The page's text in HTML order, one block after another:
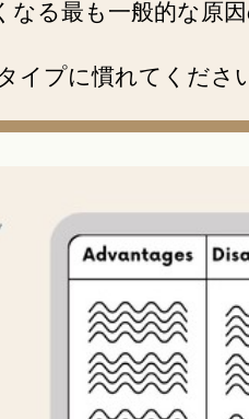
グ タスク2 例題と解
Cafe writers
る最も一般的な原因
イプに慣れてくださ